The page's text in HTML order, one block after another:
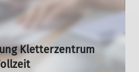
Kletterzentrum